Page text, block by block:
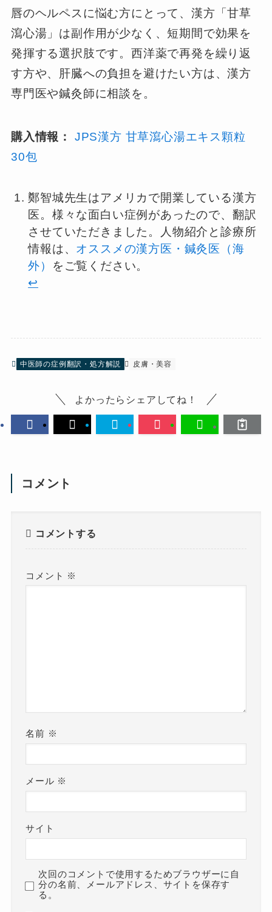
唇のヘルペスに悩む方にとって、漢方「甘草
瀉心湯」は副作用が少なく、短期間で効果を
発揮する選択肢です。西洋薬で再発を繰り返
す方や、肝臓への負担を避けたい方は、漢方
専門医や鍼灸師に相談を。
購入情報：
JPS漢方 甘草瀉心湯エキス顆粒
30包
鄭智城先生はアメリカで開業している漢方
医。様々な面白い症例があったので、翻訳
させていただきました。人物紹介と診療所
情報は、 オススメの漢方医・鍼灸医（海
外）
をご覧ください。
↩︎
中医師の症例翻訳・処方解説 皮膚・美容
よかったらシェアしてね！
コメント
コメントする
コメント ※
名前 ※
メール ※
サイト
次回のコメントで使用するためブラウザーに自
分の名前、メールアドレス、サイトを保存す
る。